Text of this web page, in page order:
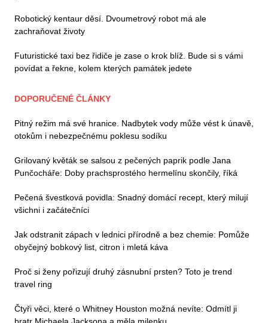
Robotický kentaur děsí. Dvoumetrový robot má ale
zachraňovat životy
Futuristické taxi bez řidiče je zase o krok blíž. Bude si s vámi
povídat a řekne, kolem kterých památek jedete
DOPORUČENÉ ČLÁNKY
Pitný režim má své hranice. Nadbytek vody může vést k únavě,
otokům i nebezpečnému poklesu sodíku
Grilovaný květák se salsou z pečených paprik podle Jana
Punčocháře: Doby prachsprostého hermelínu skončily, říká
Pečená švestková povidla: Snadný domácí recept, který milují
všichni i začátečníci
Jak odstranit zápach v lednici přírodně a bez chemie: Pomůže
obyčejný bobkový list, citron i mletá káva
Proč si ženy pořizují druhý zásnubní prsten? Toto je trend
travel ring
Čtyři věci, které o Whitney Houston možná nevíte: Odmítl ji